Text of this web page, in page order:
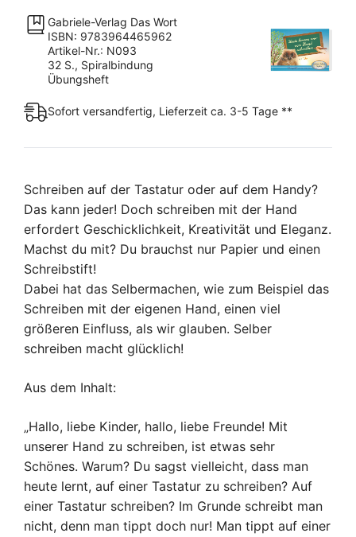
1
Menge
Gabriele-Verlag Das Wort
ISBN: 9783964465962
Artikel-Nr.: N093
32 S., Spiralbindung
Übungsheft
Sofort versandfertig, Lieferzeit ca. 3-5 Tage **
Schreiben auf der Tastatur oder auf dem Handy?
Das kann jeder! Doch schreiben mit der Hand
erfordert Geschicklichkeit, Kreativität und Eleganz.
Machst du mit? Du brauchst nur Papier und einen
Schreibstift!
Dabei hat das Selbermachen, wie zum Beispiel das
Schreiben mit der eigenen Hand, einen viel
größeren Einfluss, als wir glauben. Selber
schreiben macht glücklich!
Aus dem Inhalt:
„Hallo, liebe Kinder, hallo, liebe Freunde! Mit
unserer Hand zu schreiben, ist etwas sehr
Schönes. Warum? Du sagst vielleicht, dass man
heute lernt, auf einer Tastatur zu schreiben? Auf
einer Tastatur schreiben? Im Grunde schreibt man
nicht, denn man tippt doch nur! Man tippt auf einer